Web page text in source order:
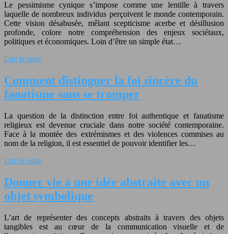
Le pessimisme cynique s’impose comme une lentille à travers
laquelle de nombreux individus perçoivent le monde contemporain.
Cette vision désabusée, mêlant scepticisme acerbe et désillusion
profonde, colore notre compréhension des enjeux sociétaux,
politiques et économiques. Loin d’être un simple état…
Lire la suite
Comment distinguer la foi sincère du
fanatisme sans se tromper
La question de la distinction entre foi authentique et fanatisme
religieux est devenue cruciale dans notre société contemporaine.
Face à la montée des extrémismes et des violences commises au
nom de la religion, il est essentiel de pouvoir identifier les…
Lire la suite
Donner vie à une idée abstraite avec un
objet symbolique
L’art de représenter des concepts abstraits à travers des objets
tangibles est au cœur de la communication visuelle et de